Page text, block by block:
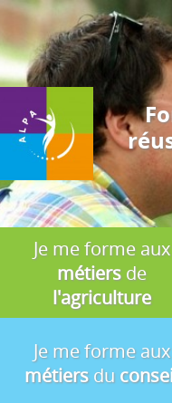
J'accepte
En utilisant ce site, vous
des fins d'analyse, de
Je me forme aux
métiersde
l'agriculture
Je me forme aux
métiersdu